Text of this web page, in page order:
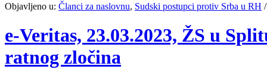
Objavljeno u: Članci za naslovnu, Sudski postupci protiv Srba u RH
e-Veritas, 23.03.2023, ŽS u
ratnog zločina